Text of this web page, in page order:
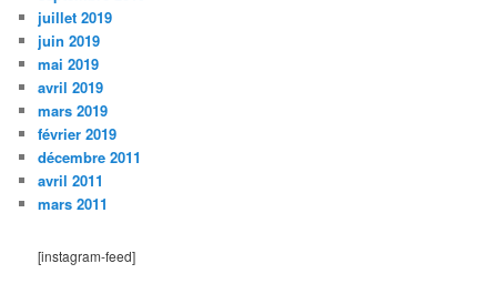
juillet 2019
juin 2019
mai 2019
avril 2019
mars 2019
février 2019
décembre 2011
avril 2011
mars 2011
[instagram-feed]